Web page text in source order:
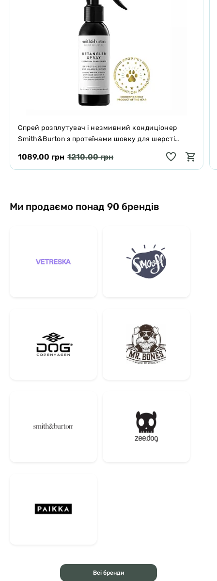
Спрей розплутувач і незмивний кондиціонер
Smith&Burton з протеїнами шовку для шерсті
1089.00 грн 1210.00 грн
Ми продаємо понад 90 брендів
Всі бренди